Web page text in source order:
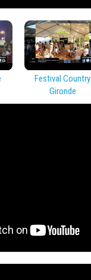
Festival Country
Gironde